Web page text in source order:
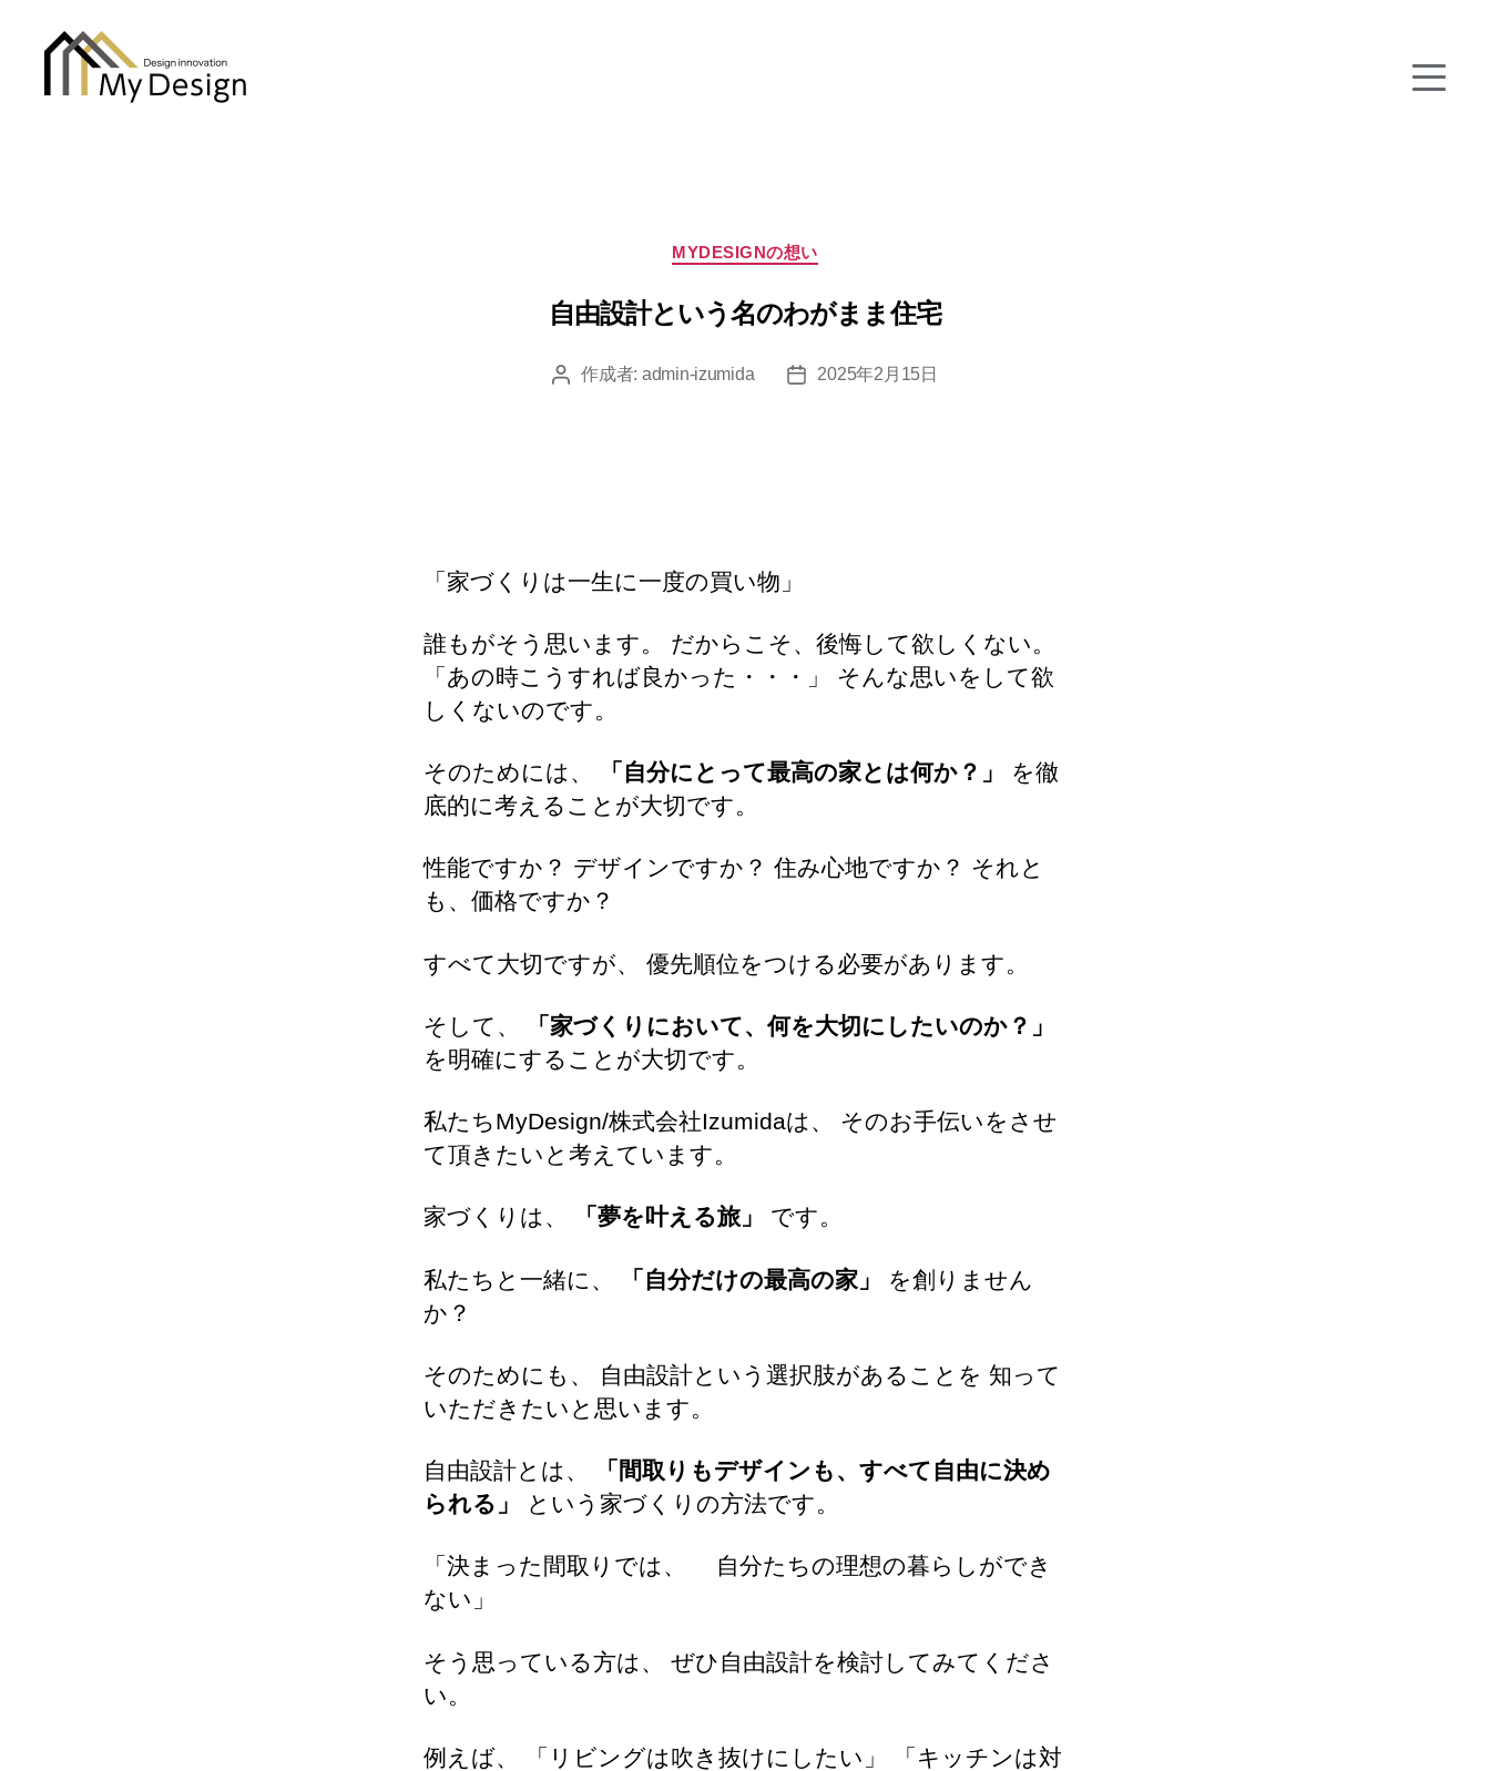
カ
テ
リ
MYDESIGNの想い
自由設計という名のわがまま住宅
投
作成者: admin-izumida
投
2025年2月15日
「家づくりは一生に一度の買い物」
誰もがそう思います。 だからこそ、後悔して欲しくない。
「あの時こうすれば良かった・・・」 そんな思いをして欲
しくないのです。
そのためには、 「自分にとって最高の家とは何か？」
を徹
底的に考えることが大切です。
性能ですか？ デザインですか？ 住み心地ですか？ それと
も、価格ですか？
すべて大切ですが、 優先順位をつける必要があります。
そして、
「家づくりにおいて、何を大切にしたいのか？」
を明確にすることが大切です。
私たちMyDesign/株式会社Izumidaは、 そのお手伝いをさせ
て頂きたいと考えています。
家づくりは、 「夢を叶える旅」 です。
私たちと一緒に、 「自分だけの最高の家」
を創りません
か？
そのためにも、 自由設計という選択肢があることを 知って
いただきたいと思います。
自由設計とは、
「間取りもデザインも、すべて自由に決め
られる」
という家づくりの方法です。
「決まった間取りでは、 自分たちの理想の暮らしができ
ない」
そう思っている方は、 ぜひ自由設計を検討してみてくださ
い。
例えば、 「リビングは吹き抜けにしたい」 「キッチンは対